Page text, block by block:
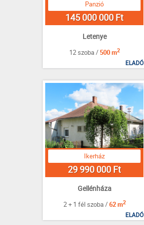
Panzió
145 000 000 Ft
Letenye
12 szoba / 500 m2
ELADÓ
Ikerház
29 990 000 Ft
Gellénháza
2 + 1 fél szoba / 62 m2
ELADÓ